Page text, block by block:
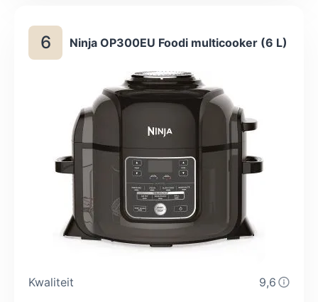
6 Ninja OP300EU Foodi multicooker (6 L)
Kwaliteit 9,6